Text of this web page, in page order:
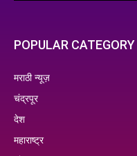
POPULAR CATEGORY
मराठी न्यूज़
चंद्रपूर
देश
महाराष्ट्र